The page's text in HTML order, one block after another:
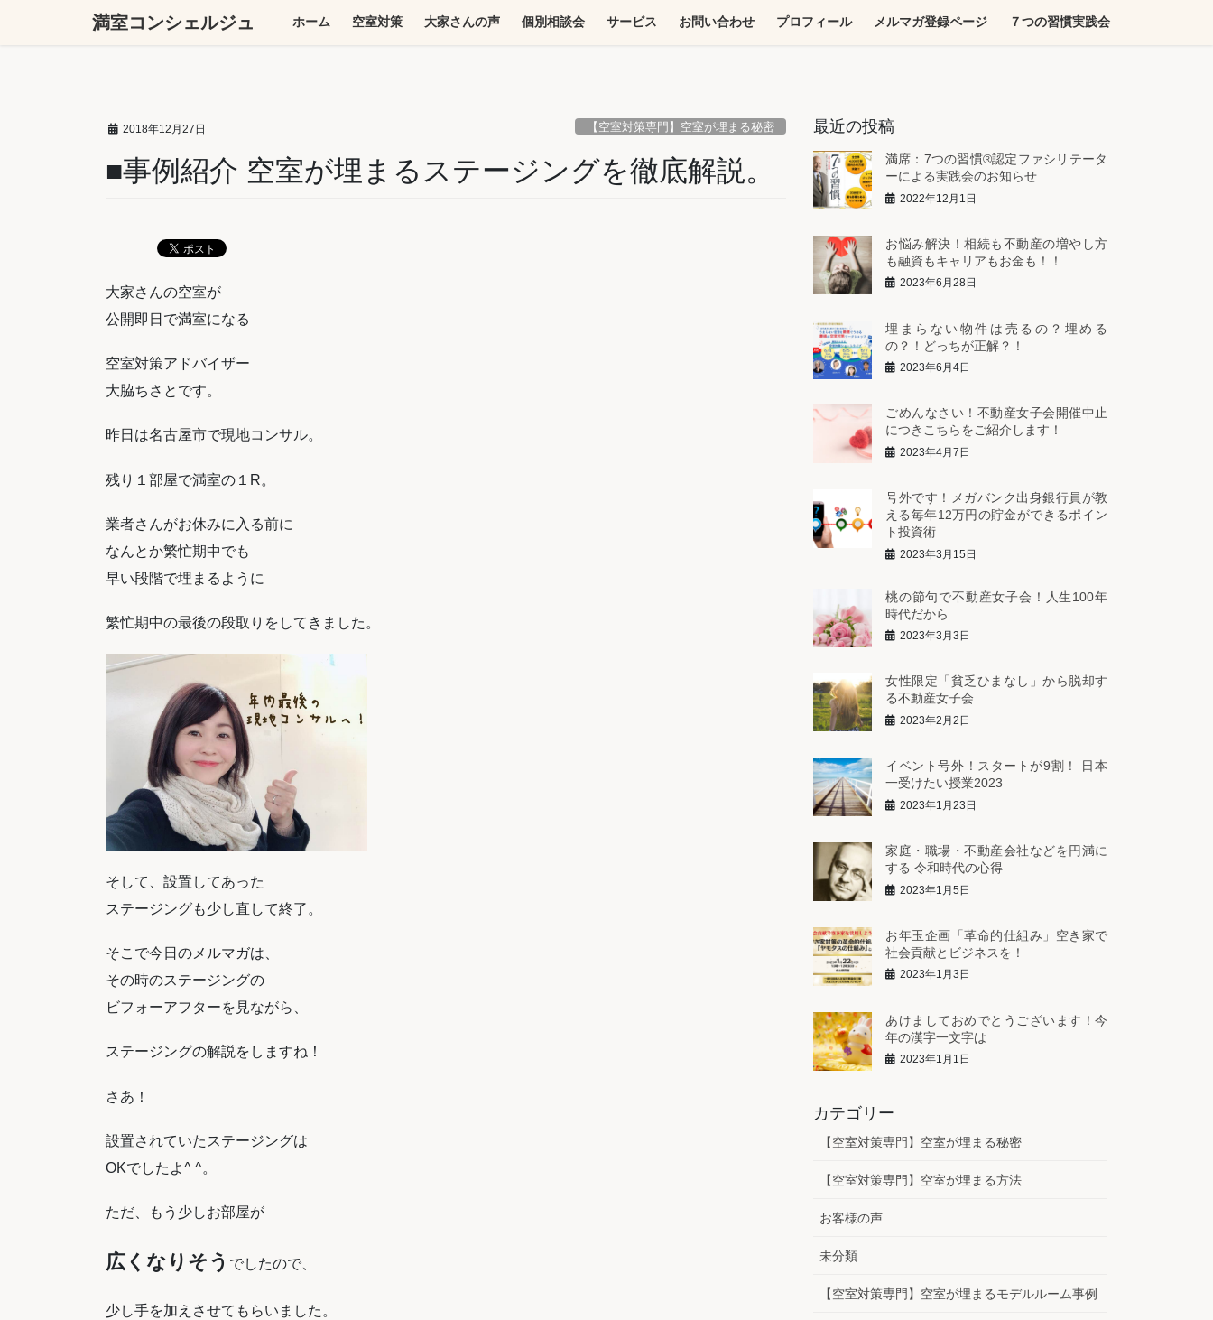
満室コンシェルジュ ホーム 空室対策 大家さんの声 個別相談会 サービス お問い合わせ プロフィール メルマガ登録ページ ７つの習慣実践会
2018年12月27日 【空室対策専門】空室が埋まる秘密
■事例紹介 空室が埋まるステージングを徹底解説。
大家さんの空室が
公開即日で満室になる
空室対策アドバイザー
大脇ちさとです。
昨日は名古屋市で現地コンサル。
残り１部屋で満室の１R。
業者さんがお休みに入る前に
なんとか繁忙期中でも
早い段階で埋まるように
繁忙期中の最後の段取りをしてきました。
そして、設置してあった
ステージングも少し直して終了。
そこで今日のメルマガは、
その時のステージングの
ビフォーアフターを見ながら、
ステージングの解説をしますね！
さあ！
設置されていたステージングは
OKでしたよ^ ^。
ただ、もう少しお部屋が
広くなりそう でしたので、
少し手を加えさせてもらいました。
最近の投稿
満席：7つの習慣®︎認定ファシリテータ
ーによる実践会のお知らせ
2022年12月1日
お悩み解決！相続も不動産の増やし方
も融資もキャリアもお金も！！
2023年6月28日
埋まらない物件は売るの？埋める
の？！どっちが正解？！
2023年6月4日
ごめんなさい！不動産女子会開催中止
につきこちらをご紹介します！
2023年4月7日
号外です！メガバンク出身銀行員が教
える毎年12万円の貯金ができるポイン
ト投資術
2023年3月15日
桃の節句で不動産女子会！人生100年
時代だから
2023年3月3日
女性限定「貧乏ひまなし」から脱却す
る不動産女子会
2023年2月2日
イベント号外！スタートが9割！ 日本
一受けたい授業2023
2023年1月23日
家庭・職場・不動産会社などを円満に
する 令和時代の心得
2023年1月5日
お年玉企画「革命的仕組み」空き家で
社会貢献とビジネスを！
2023年1月3日
あけましておめでとうございます！今
年の漢字一文字は
2023年1月1日
カテゴリー
【空室対策専門】空室が埋まる秘密
【空室対策専門】空室が埋まる方法
お客様の声
未分類
【空室対策専門】空室が埋まるモデルルーム事例